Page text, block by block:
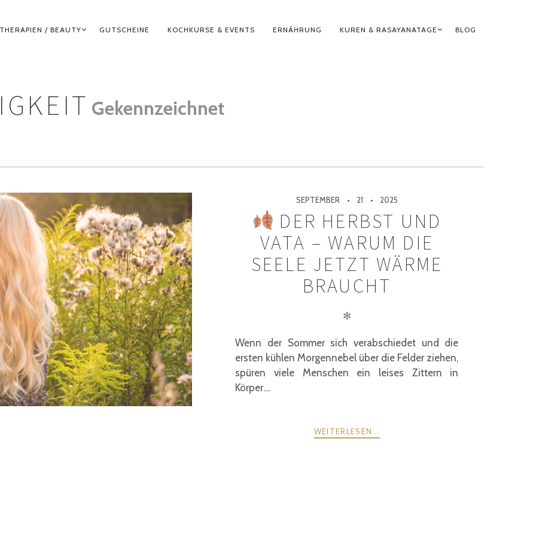
/ BEAUTY GUTSCHEINE KOCHKURSE & EVENTS ERNÄHRUNG KUREN & RASAYANATAGE BLOG
Gekennzeichnet
SEPTEMBER 21 2025
DER HERBST UND
VATA – WARUM DIE
SEELE JETZT WÄRME
BRAUCHT
✻
Wenn der Sommer sich verabschiedet und die
ersten kühlen Morgennebel über die Felder ziehen,
spüren viele Menschen ein leises Zittern in
Körper....
WEITERLESEN...